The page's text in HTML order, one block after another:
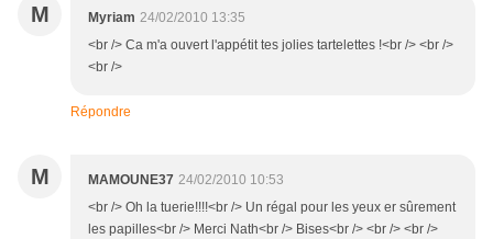
M Myriam 24/02/2010 13:35
<br /> Ca m'a ouvert l'appétit tes jolies tartelettes !<br /> <br />
<br />
Répondre
M MAMOUNE37 24/02/2010 10:53
<br /> Oh la tuerie!!!!<br /> Un régal pour les yeux er sûrement
les papilles<br /> Merci Nath<br /> Bises<br /> <br /> <br />